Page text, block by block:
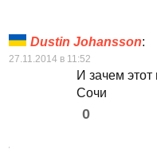
Dustin Johansson:
27.11.2014 в 11:52
И зачем
Сочи
0